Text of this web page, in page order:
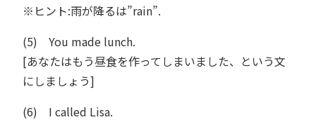
※ヒント:雨が降るは”rain”.
(5) You made lunch.
[あなたはもう昼食を作ってしまいました、という文
にしましょう]
(6) I called Lisa.